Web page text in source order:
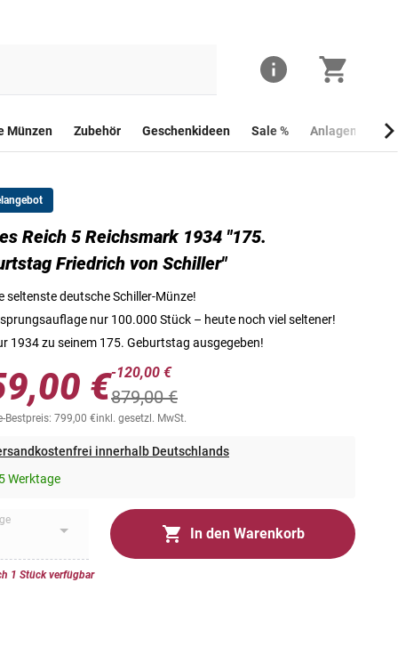
Münzen Zubehör Geschenkideen Sale % Anlagemünzen
Die Vorderseite der 5-Reichsmark-Münze mit Motiv "175. Geburtstag
Reich 5 Reichsmark 1934 "175.
Friedrich von Schiller"
seltenste deutsche Schiller-Münze!
nur 100.000 Stück – heute noch viel seltener!
1934 zu seinem 175. Geburtstag ausgegeben!
€-120,00 €
879,00 €
Bestpreis: 799,00 €inkl. gesetzl. MwSt.
innerhalb Deutschlands
Werktage
In den Warenkorb
1 Stück verfügbar